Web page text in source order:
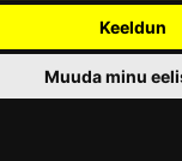
Keeldun
Muuda minu